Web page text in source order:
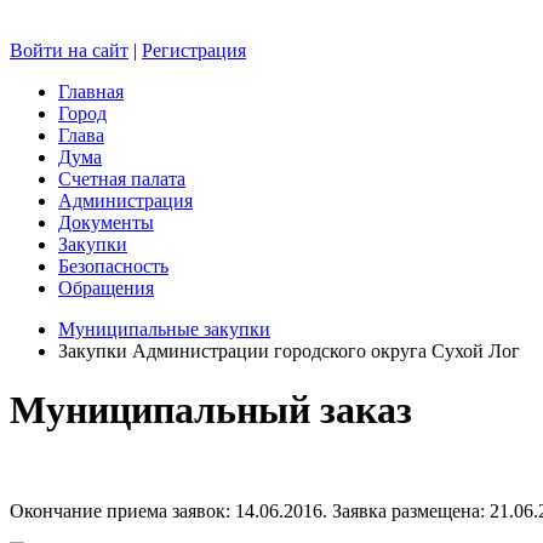
Войти на сайт | Регистрация
Главная
Город
Глава
Дума
Счетная палата
Администрация
Документы
Закупки
Безопасность
Обращения
Муниципальные закупки
Закупки Администрации городского округа Сухой Лог
Муниципальный заказ
Окончание приема заявок: 14.06.2016. Заявка размещена: